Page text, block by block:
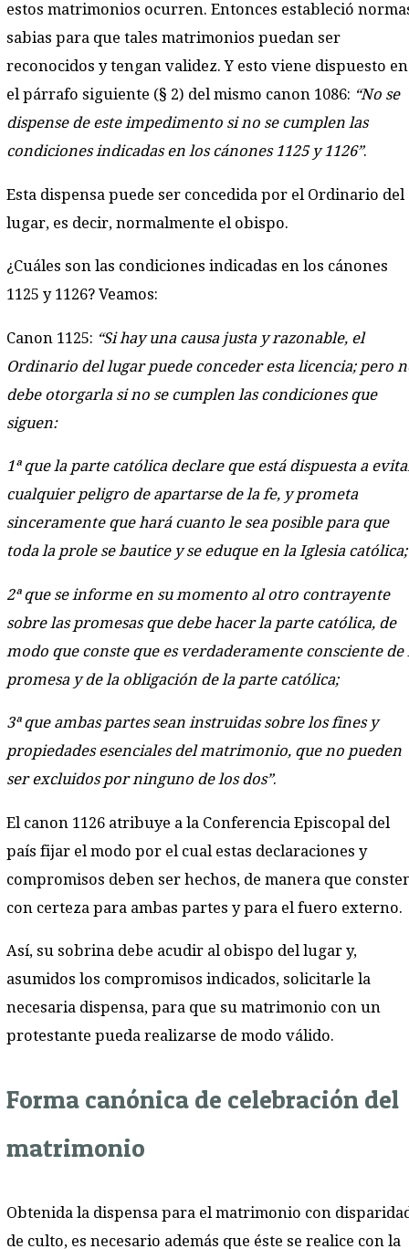
estos matrimonios ocurren. Entonces estableció
sabias para que tales matrimonios puedan ser
reconocidos y tengan validez. Y esto viene dispuesto en
el párrafo siguiente (§ 2) del mismo canon 1086: “No se
dispense de este impedimento si no se cumplen las
condiciones indicadas en los cánones 1125 y 1126”.
Esta dispensa puede ser concedida por el Ordinario del
lugar, es decir, normalmente el obispo.
¿Cuáles son las condiciones indicadas en los cánones
1125 y 1126? Veamos:
Canon 1125: “Si hay una causa justa y razonable, el
Ordinario del lugar puede conceder esta licencia; pero
debe otorgarla si no se cumplen las condiciones que
siguen:
1ª que la parte católica declare que está dispuesta a
cualquier peligro de apartarse de la fe, y prometa
sinceramente que hará cuanto le sea posible para que
toda la prole se bautice y se eduque en la Iglesia católica;
2ª que se informe en su momento al otro contrayente
sobre las promesas que debe hacer la parte católica, de
modo que conste que es verdaderamente consciente de
promesa y de la obligación de la parte católica;
3ª que ambas partes sean instruidas sobre los fines y
propiedades esenciales del matrimonio, que no pueden
ser excluidos por ninguno de los dos”.
El canon 1126 atribuye a la Conferencia Episcopal del
país fijar el modo por el cual estas declaraciones y
compromisos deben ser hechos, de manera que
con certeza para ambas partes y para el fuero externo.
Así, su sobrina debe acudir al obispo del lugar y,
asumidos los compromisos indicados, solicitarle la
necesaria dispensa, para que su matrimonio con un
protestante pueda realizarse de modo válido.
Forma canónica de celebración del
matrimonio
Obtenida la dispensa para el matrimonio con
de culto, es necesario además que éste se realice con la